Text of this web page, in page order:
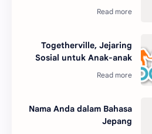
Togetherville, Jejaring
Sosial untuk Anak-anak
Nama Anda dalam Bahasa
Jepang